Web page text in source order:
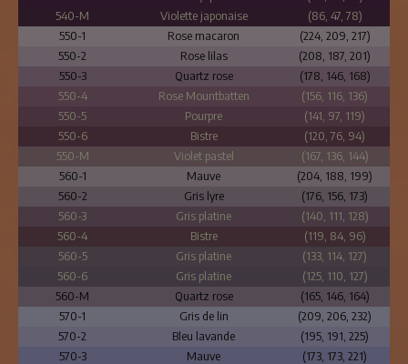
540-M
Violette japonaise
(86, 47, 78)
550-1
Rose macaron
(224, 209, 217)
550-2
Rose lilas
(208, 187, 201)
550-3
Quartz rose
(178, 146, 168)
550-4
Rose Mountbatten
(156, 116, 136)
550-5
Pourpre
(141, 97, 119)
550-6
Bistre
(120, 76, 94)
550-M
Violet pastel
(167, 136, 144)
560-1
Mauve
(204, 188, 199)
560-2
Gris lyre
(176, 156, 173)
560-3
Gris platine
(140, 111, 128)
560-4
Bistre
(119, 84, 96)
560-5
Gris platine
(133, 114, 127)
560-6
Gris platine
(125, 110, 127)
560-M
Quartz rose
(165, 146, 164)
570-1
Gris de lin
(209, 206, 232)
570-2
Bleu lavande
(195, 191, 225)
570-3
Mauve
(173, 173, 221)